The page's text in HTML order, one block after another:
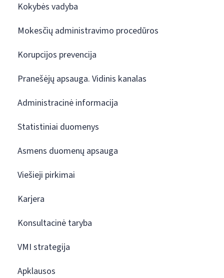
Kokybės vadyba
Mokesčių administravimo procedūros
Korupcijos prevencija
Pranešėjų apsauga. Vidinis kanalas
Administracinė informacija
Statistiniai duomenys
Asmens duomenų apsauga
Viešieji pirkimai
Karjera
Konsultacinė taryba
VMI strategija
Apklausos